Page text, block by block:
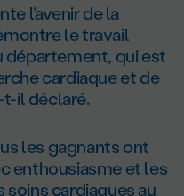
l’avenir de la
le travail
département, qui est
cardiaque et de
t-il déclaré.
les gagnants ont
enthousiasme et les
cardiaques au